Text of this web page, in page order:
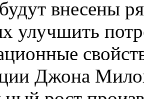
внесены
улучшить
Джона